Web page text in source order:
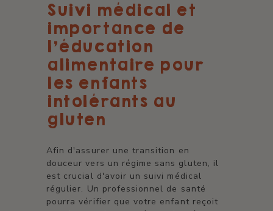
Suivi médical et
importance de
l'éducation
alimentaire pour
les enfants
intolérants au
gluten
Afin d'assurer une transition en
douceur vers un régime sans gluten, il
est crucial d'avoir un suivi médical
régulier. Un professionnel de santé
pourra vérifier que votre enfant reçoit